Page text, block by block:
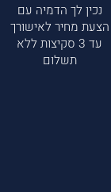
נכין לך הדמיה עם
הצעת מחיר לאישורך
עד 3 סקיצות ללא
תשלום